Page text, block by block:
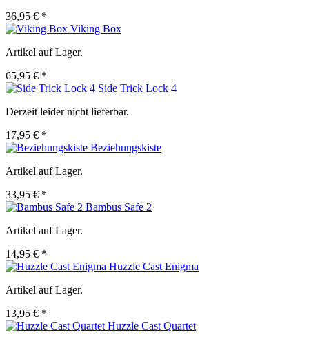
36,95 € *
Viking Box
Artikel auf Lager.
65,95 € *
Side Trick Lock 4
Derzeit leider nicht lieferbar.
17,95 € *
Beziehungskiste
Artikel auf Lager.
33,95 € *
Bambus Safe 2
Artikel auf Lager.
14,95 € *
Huzzle Cast Enigma
Artikel auf Lager.
13,95 € *
Huzzle Cast Quartet